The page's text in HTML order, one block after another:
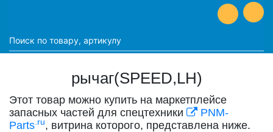
рычаг(SPEED,LH)
Этот товар можно купить на маркетплейсе
запасных частей для спецтехники
PNM-
Parts.ru, витрина которого, представлена ниже.